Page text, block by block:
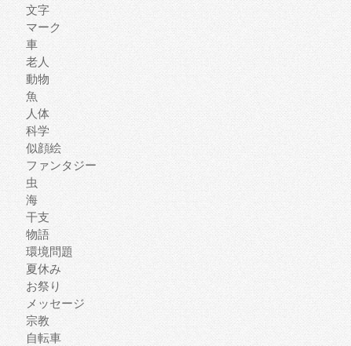
文字
マーク
車
老人
動物
魚
人体
科学
似顔絵
ファンタジー
虫
海
干支
物語
環境問題
夏休み
お祭り
メッセージ
宗教
自転車